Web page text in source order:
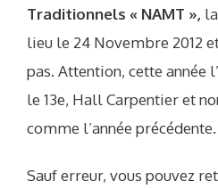
Traditionnels « NAMT »,
lieu le 24 Novembre 2012
pas. Attention, cette année
le 13e, Hall Carpentier et
comme l’année précédente.
Sauf erreur, vous pouvez